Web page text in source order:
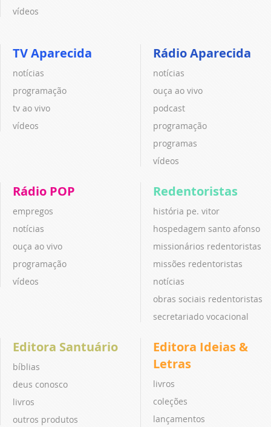
vídeos
TV Aparecida
notícias
programação
tv ao vivo
vídeos
Rádio Aparecida
notícias
ouça ao vivo
podcast
programação
programas
vídeos
Rádio POP
empregos
notícias
ouça ao vivo
programação
vídeos
Redentoristas
história pe. vitor
hospedagem santo afonso
missionários redentoristas
missões redentoristas
notícias
obras sociais redentoristas
secretariado vocacional
Editora Santuário
bíblias
deus conosco
livros
outros produtos
Editora Ideias &
Letras
livros
coleções
lançamentos